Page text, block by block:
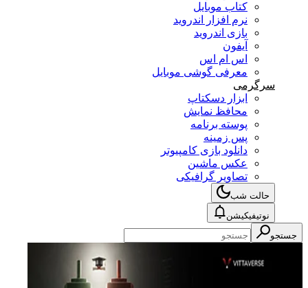
کتاب موبایل
نرم افزار اندروید
بازی اندروید
آیفون
اس ام اس
معرفی گوشی موبایل
سرگرمی
ابزار دسکتاپ
محافظ نمایش
پوسته برنامه
پس زمینه
دانلود بازی کامپیوتر
عکس ماشین
تصاویر گرافیکی
حالت شب
نوتیفیکیشن
جستجو